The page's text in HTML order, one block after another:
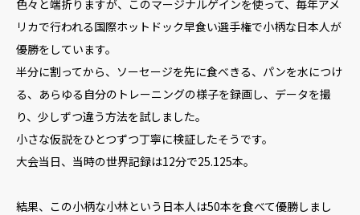
色々と端折りますが、このマージナルゲインを使って、毎年アメ
リカで行われる国際ホットドック早食い選手権で小柄な日本人が
優勝をしています。
半分に割ってから、ソーセージを先に食べきる、パンを水につけ
る、あらゆる自分のトレーニングの様子を録画し、データを撮
り、少しずつ違う方法を試しました。
小さな仮説をひとつずつ丁寧に検証したそうです。
大会当日、当時の世界記録は12分で25.125本。
結果、この小柄な小林という日本人は50本を食べて優勝しまし